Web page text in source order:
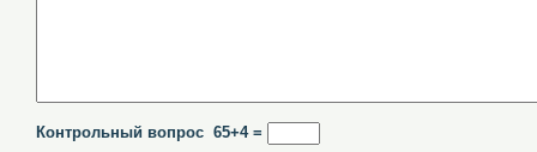
Контрольный вопрос 65+4 =